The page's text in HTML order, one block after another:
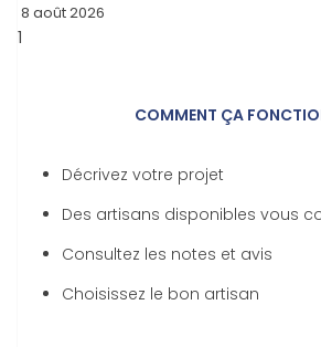
8 août 2026
COMMENT ÇA
Décrivez votre projet
Des artisans disponibles vous
Consultez les notes et avis
Choisissez le bon artisan